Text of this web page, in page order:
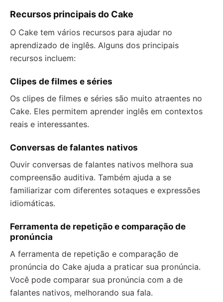
Recursos principais do Cake
O Cake tem vários recursos para ajudar no
aprendizado de inglês. Alguns dos principais
recursos incluem:
Clipes de filmes e séries
Os clipes de filmes e séries são muito atraentes no
Cake. Eles permitem aprender inglês em contextos
reais e interessantes.
Conversas de falantes nativos
Ouvir conversas de falantes nativos melhora sua
compreensão auditiva. Também ajuda a se
familiarizar com diferentes sotaques e expressões
idiomáticas.
Ferramenta de repetição e comparação de
pronúncia
A ferramenta de repetição e comparação de
pronúncia do Cake ajuda a praticar sua pronúncia.
Você pode comparar sua pronúncia com a de
falantes nativos, melhorando sua fala.